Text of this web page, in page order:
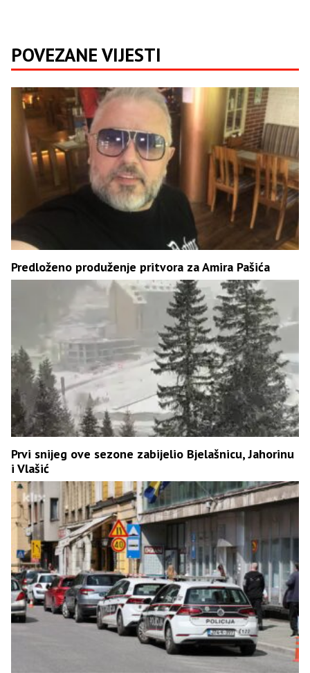
POVEZANE VIJESTI
Predloženo produženje pritvora za Amira Pašića
Prvi snijeg ove sezone zabijelio Bjelašnicu, Jahorinu
i Vlašić